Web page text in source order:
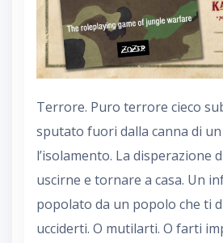
Terrore. Puro terrore cieco
sputato fuori dalla canna di
l’isolamento. La disperazione
uscirne e tornare a casa. Un
popolato da un popolo che ti
ucciderti. O mutilarti. O farti